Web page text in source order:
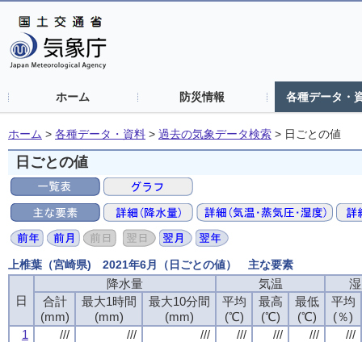
ホーム 防災情報 各種データ・
ホーム > 各種データ・資料 > 過去の気象データ検索 > 日ごとの値
日ごとの値
上椎葉（宮崎県) 2021年6月（日ごとの値） 主な要素
日
降水量 気温
合計
(mm)
最大1時間
(mm)
最大10分間
(mm)
平均
(℃)
最高
(℃)
最低
(℃)
平均
(％)
1
/// /// /// /// /// ///
///